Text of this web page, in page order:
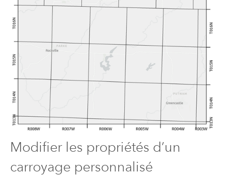
Modifier les propriétés d’un
carroyage personnalisé